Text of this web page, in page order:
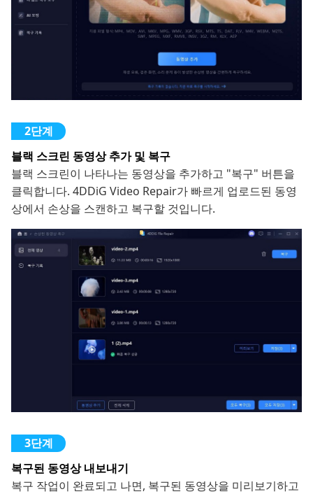
블랙 스크린 동영상 추가 및 복구
블랙 스크린이 나타나는 동영상을 추가하고 "복구" 버튼을
클릭합니다. 4DDiG Video Repair가 빠르게 업로드된 동영
상에서 손상을 스캔하고 복구할 것입니다.
복구된 동영상 내보내기
복구 작업이 완료되고 나면, 복구된 동영상을 미리보기하고